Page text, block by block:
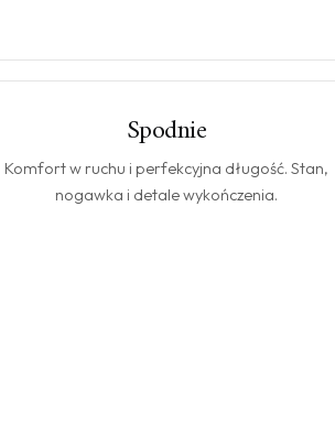
Spodnie
Komfort w ruchu i perfekcyjna długość. Stan,
nogawka i detale wykończenia.